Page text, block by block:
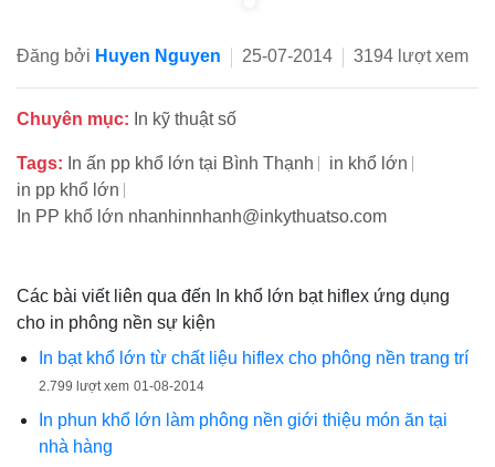
Đăng bởi Huyen Nguyen 25-07-2014 3194 lượt xem
Chuyên mục: In kỹ thuật số
Tags: In ấn pp khổ lớn tại Bình Thạnh
in khổ lớn
in pp khổ lớn
In PP khổ lớn nhanhinnhanh@inkythuatso.com
Các bài viết liên qua đến In khổ lớn bạt hiflex ứng dụng
cho in phông nền sự kiện
In bạt khổ lớn từ chất liệu hiflex cho phông nền trang trí
2.799 lượt xem 01-08-2014
In phun khổ lớn làm phông nền giới thiệu món ăn tại
nhà hàng